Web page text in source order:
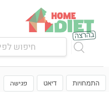
התמחויות דיאט פגישה